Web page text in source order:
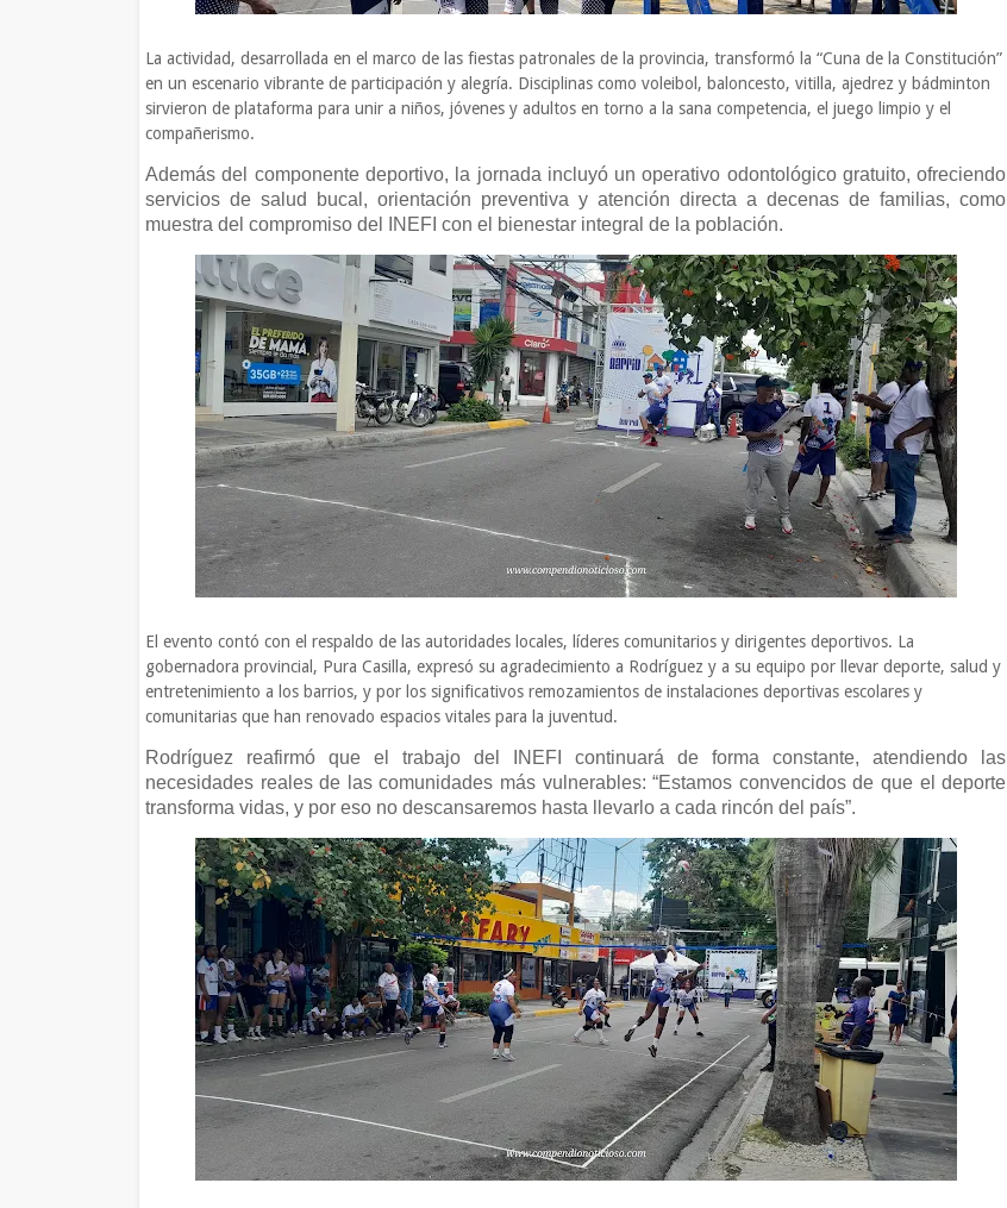
La actividad, desarrollada en el marco de las fiestas patronales de la provincia, transformó la “Cuna de la Constitución”
en un escenario vibrante de participación y alegría. Disciplinas como voleibol, baloncesto, vitilla, ajedrez y bádminton
sirvieron de plataforma para unir a niños, jóvenes y adultos en torno a la sana competencia, el juego limpio y el
compañerismo.
Además del componente deportivo, la jornada incluyó un operativo odontológico gratuito, ofreciendo
servicios de salud bucal, orientación preventiva y atención directa a decenas de familias, como
muestra del compromiso del INEFI con el bienestar integral de la población.
El evento contó con el respaldo de las autoridades locales, líderes comunitarios y dirigentes deportivos. La
gobernadora provincial, Pura Casilla, expresó su agradecimiento a Rodríguez y a su equipo por llevar deporte, salud y
entretenimiento a los barrios, y por los significativos remozamientos de instalaciones deportivas escolares y
comunitarias que han renovado espacios vitales para la juventud.
Rodríguez reafirmó que el trabajo del INEFI continuará de forma constante, atendiendo las
necesidades reales de las comunidades más vulnerables: “Estamos convencidos de que el deporte
transforma vidas, y por eso no descansaremos hasta llevarlo a cada rincón del país”.